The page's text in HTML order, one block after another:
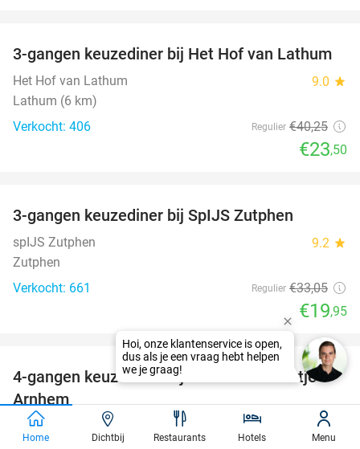
42%
3-gangen keuzediner bij Het Hof van Lathum
Het Hof van Lathum 9.0 star
Lathum (6 km)
Verkocht: 406
Regulier €40,25
€23,50
3-gangen keuzediner bij SpIJS Zutphen
spIJS Zutphen 9.2 star
Zutphen
Verkocht: 661
Regulier €33,05
€19,95
46%
favorite_border
4-gangen keuzediner bij De Beren in hartje
Arnhem
Restaurant De Beren Arnhem 9.1
Home Dichtbij Restaurants Hotels Menu
Hoi, onze klantenservice is open,
dus als je een vraag hebt helpen
we je graag!